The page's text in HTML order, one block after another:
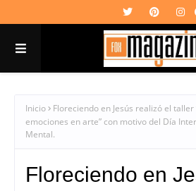
Inicio
Floreciendo en Jesús realizó el
emociones en arte” con motivo del Día
Mental.
Floreciendo en